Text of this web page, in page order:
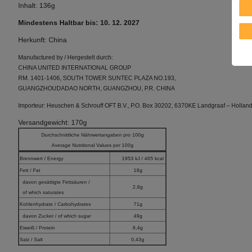
Inhalt: 136g
Mindestens Haltbar bis: 10. 12. 2027
Herkunft: China
Manufactured by / Hergestelt durch:
CHINA UNITED INTERNATIONAL GROUP
RM. 1401-1406, SOUTH TOWER SUNTEC PLAZA NO.193,
GUANGZHOUDADAO NORTH, GUANGZHOU, P.R. CHINA
Importeur: Heuschen & Schrouff OFT B.V., P.O. Box 30202, 6370KE Landgraaf – Holland
Versandgewicht: 170g
Durchschnittliche Nährwertangaben pro 100g
Average Nutritional Values per 100g
Brennwert / Energy 1953 kJ / 465 kcal
Fett / Fat 18g
davon gesättigte Fettsäuren /
of which saturates
2,8g
Kohlenhydrate / Carbohydrates 71g
davon Zucker / of which sugar 49g
Eiweiß / Protein 8,4g
Salz / Salt 0,43g